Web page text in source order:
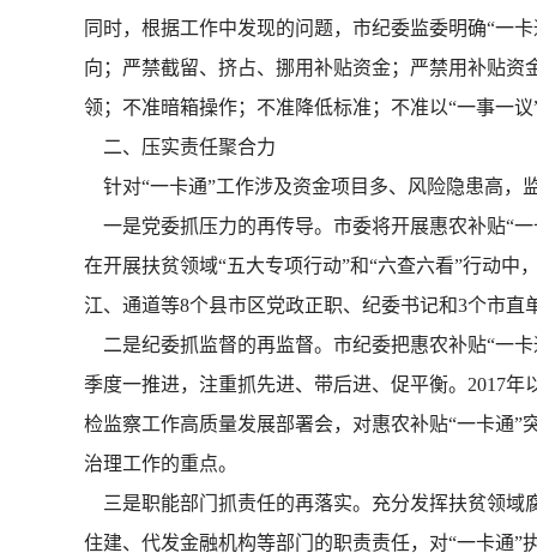
同时，根据工作中发现的问题，市纪委监委明确“一
向；严禁截留、挤占、挪用补贴资金；严禁用补贴
领；不准暗箱操作；不准降低标准；不准以“一事一
二、压实责任聚合力
针对“一卡通”工作涉及资金项目多、风险隐患高，
一是党委抓压力的再传导。市委将开展惠农补贴“
在开展扶贫领域“五大专项行动”和“六查六看”行动
江、通道等8个县市区党政正职、纪委书记和3个市直
二是纪委抓监督的再监督。市纪委把惠农补贴“一
季度一推进，注重抓先进、带后进、促平衡。2017
检监察工作高质量发展部署会，对惠农补贴“一卡通
治理工作的重点。
三是职能部门抓责任的再落实。充分发挥扶贫领域
住建、代发金融机构等部门的职责责任，对“一卡通